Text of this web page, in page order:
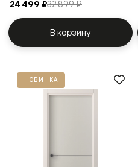
24 499 ₽32 899 ₽
В корзину
НОВИНКА